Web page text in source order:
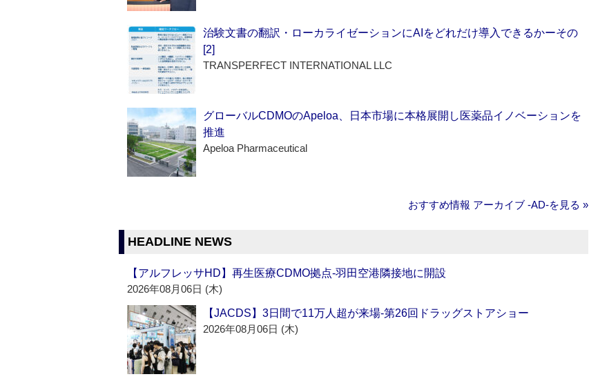
治験文書の翻訳・ローカライゼーションにAIをどれだけ導入できるかーその
[2]
TRANSPERFECT INTERNATIONAL LLC
グローバルCDMOのApeloa、日本市場に本格展開し医薬品イノベーションを
推進
Apeloa Pharmaceutical
おすすめ情報 アーカイブ ‐AD‐を見る »
HEADLINE NEWS
【アルフレッサHD】再生医療CDMO拠点‐羽田空港隣接地に開設
2026年08月06日 (木)
【JACDS】3日間で11万人超が来場‐第26回ドラッグストアショー
2026年08月06日 (木)